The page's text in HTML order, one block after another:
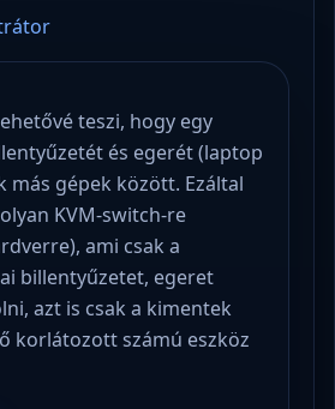
teszi, hogy egy
és egerét (laptop
más gépek között. Ezáltal
KVM-switch-re
ami csak a
billentyűzetet, egeret
azt is csak a kimentek
korlátozott számú eszköz